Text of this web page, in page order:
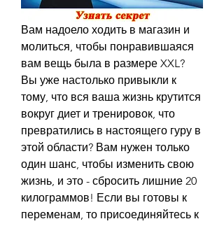
Вам надоело ходить в магазин и
молиться, чтобы понравившаяся
вам вещь была в размере XXL?
Вы уже настолько привыкли к
тому, что вся ваша жизнь крутится
вокруг диет и тренировок, что
превратились в настоящего гуру в
этой области? Вам нужен только
один шанс, чтобы изменить свою
жизнь, и это - сбросить лишние 20
килограммов! Если вы готовы к
переменам, то присоединяйтесь к